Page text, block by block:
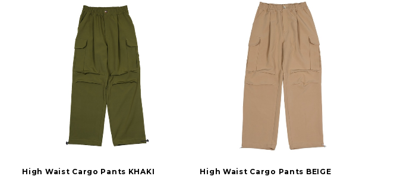
High Waist Cargo Pants KHAKI
High Waist Cargo Pants BEIGE